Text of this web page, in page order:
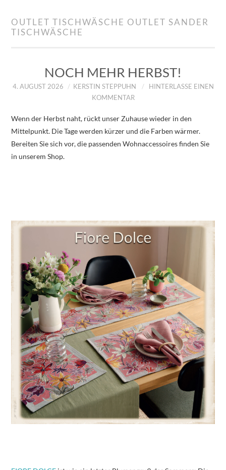
IMPRESSUM
ZUM SHOP
OUTLET TISCHWÄSCHE OUTLET SANDER
TISCHWÄSCHE
NOCH MEHR HERBST!
4. AUGUST 2026 KERSTIN STEPPUHN
HINTERLASSE EINEN
KOMMENTAR
Wenn der Herbst naht, rückt unser Zuhause wieder in den
Mittelpunkt. Die Tage werden kürzer und die Farben wärmer.
Bereiten Sie sich vor, die passenden Wohnaccessoires finden Sie
in unserem Shop.